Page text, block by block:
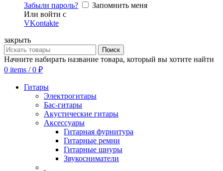
Забыли пароль?
Запомнить меня
Или войти с
VKontakte
закрыть
Поиск
Начните набирать название товара, который вы хотите найти
0 items / 0 ₽
Гитары
Электрогитары
Бас-гитары
Акустические гитары
Аксессуары
Гитарная фурнитура
Гитарные ремни
Гитарные шнуры
Звукосниматели